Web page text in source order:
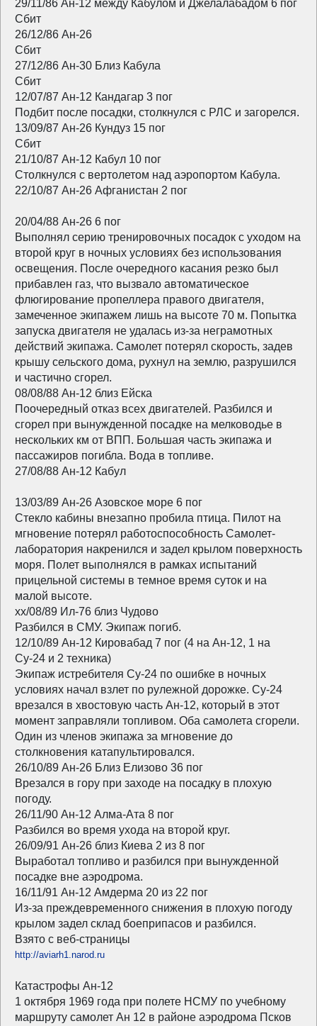
29/11/86 Ан-12 между Кабулом и Джелалабадом 6 пог
Сбит
26/12/86 Ан-26
Сбит
27/12/86 Ан-30 Близ Кабула
Сбит
12/07/87 Ан-12 Кандагар 3 пог
Подбит после посадки, столкнулся с РЛС и загорелся.
13/09/87 Ан-26 Кундуз 15 пог
Сбит
21/10/87 Ан-12 Кабул 10 пог
Столкнулся с вертолетом над аэропортом Кабула.
22/10/87 Ан-26 Афганистан 2 пог
20/04/88 Ан-26 6 пог
Выполнял серию тренировочных посадок с уходом на
второй круг в ночных условиях без использования
освещения. После очередного касания резко был
прибавлен газ, что вызвало автоматическое
флюгирование пропеллера правого двигателя,
замеченное экипажем лишь на высоте 70 м. Попытка
запуска двигателя не удалась из-за неграмотных
действий экипажа. Самолет потерял скорость, задев
крышу сельского дома, рухнул на землю, разрушился
и частично сгорел.
08/08/88 Ан-12 близ Ейска
Поочередный отказ всех двигателей. Разбился и
сгорел при вынужденной посадке на мелководье в
нескольких км от ВПП. Большая часть экипажа и
пассажиров погибла. Вода в топливе.
27/08/88 Ан-12 Кабул
13/03/89 Ан-26 Азовское море 6 пог
Стекло кабины внезапно пробила птица. Пилот на
мгновение потерял работоспособность Самолет-
лаборатория накренился и задел крылом поверхность
моря. Полет выполнялся в рамках испытаний
прицельной системы в темное время суток и на
малой высоте.
хх/08/89 Ил-76 близ Чудово
Разбился в СМУ. Экипаж погиб.
12/10/89 Ан-12 Кировабад 7 пог (4 на Ан-12, 1 на
Су-24 и 2 техника)
Экипаж истребителя Су-24 по ошибке в ночных
условиях начал взлет по рулежной дорожке. Су-24
врезался в хвостовую часть Ан-12, который в этот
момент заправляли топливом. Оба самолета сгорели.
Один из членов экипажа за мгновение до
столкновения катапультировался.
26/10/89 Ан-26 Близ Елизово 36 пог
Врезался в гору при заходе на посадку в плохую
погоду.
26/11/90 Ан-12 Алма-Ата 8 пог
Разбился во время ухода на второй круг.
26/09/91 Ан-26 близ Киева 2 из 8 пог
Выработал топливо и разбился при вынужденной
посадке вне аэродрома.
16/11/91 Ан-12 Амдерма 20 из 22 пог
Из-за преждевременного снижения в плохую погоду
крылом задел склад боеприпасов и разбился.
Взято с веб-страницы
http://aviarh1.narod.ru
Катастрофы Ан-12
1 октября 1969 года при полете НСМУ по учебному
маршруту самолет Ан 12 в районе аэродрома Псков